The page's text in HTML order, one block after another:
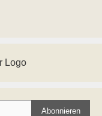
Abonnieren